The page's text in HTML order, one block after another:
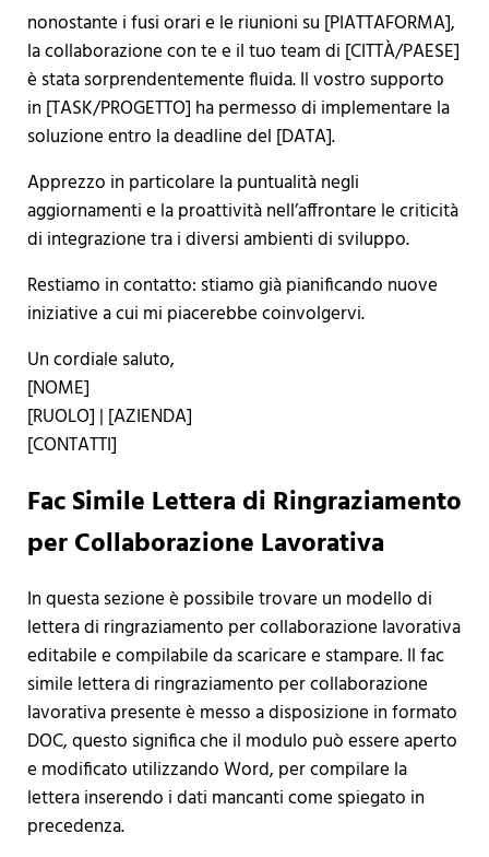
nonostante i fusi orari e le riunioni su [PIATTAFORMA],
la collaborazione con te e il tuo team di [CITTÀ/PAESE]
è stata sorprendentemente fluida. Il vostro supporto
in [TASK/PROGETTO] ha permesso di implementare la
soluzione entro la deadline del [DATA].
Apprezzo in particolare la puntualità negli
aggiornamenti e la proattività nell’affrontare le criticità
di integrazione tra i diversi ambienti di sviluppo.
Restiamo in contatto: stiamo già pianificando nuove
iniziative a cui mi piacerebbe coinvolgervi.
Un cordiale saluto,
[NOME]
[RUOLO] | [AZIENDA]
[CONTATTI]
Fac Simile Lettera di Ringraziamento
per Collaborazione Lavorativa
In questa sezione è possibile trovare un modello di
lettera di ringraziamento per collaborazione lavorativa
editabile e compilabile da scaricare e stampare. Il fac
simile lettera di ringraziamento per collaborazione
lavorativa presente è messo a disposizione in formato
DOC, questo significa che il modulo può essere aperto
e modificato utilizzando Word, per compilare la
lettera inserendo i dati mancanti come spiegato in
precedenza.